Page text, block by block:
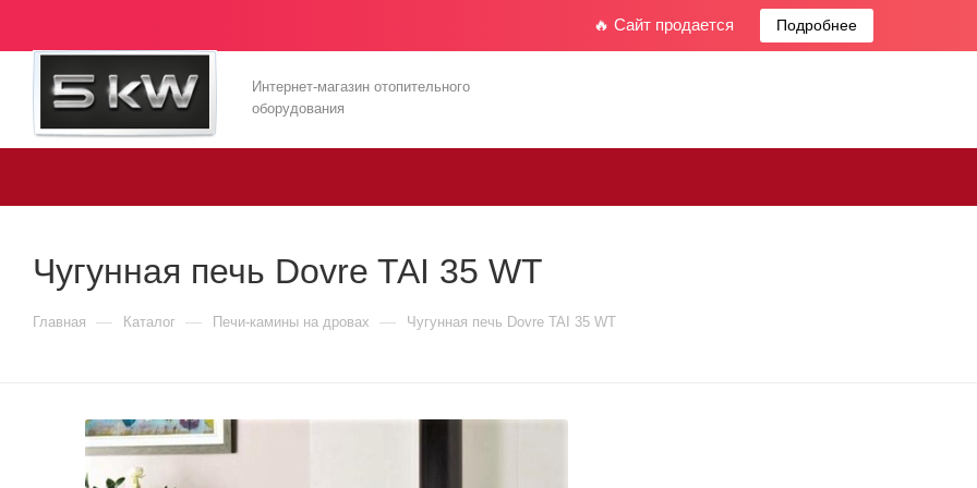
🔥 Сайт продается Подробнее
Интернет-магазин отопительного
оборудования
Чугунная печь Dovre TAI 35 WT
Главная — Каталог — Печи-камины на дровах — Чугунная печь Dovre TAI 35 WT